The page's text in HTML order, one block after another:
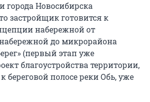
города Новосибирска
застройщик готовится к
набережной от
до микрорайона
(первый этап уже
благоустройства территории,
полосе реки Обь, уже